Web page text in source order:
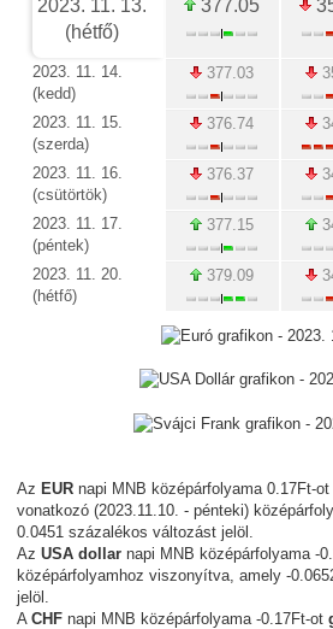
2023. 11. 13.
(hétfő)
377.05
2023. 11. 14.
(kedd)
377.03
2023. 11. 15.
(szerda)
376.74
2023. 11. 16.
(csütörtök)
376.37
2023. 11. 17.
(péntek)
377.15
2023. 11. 20.
(hétfő)
379.09
Az EUR napi MNB középárfolyama 0.17Ft-ot
vonatkozó (2023.11.10. - pénteki)
0.0451 százalékos változást jelöl.
Az USA dollar napi MNB középárfolyama -
középárfolyamhoz viszonyítva, amely -
jelöl.
A CHF napi MNB középárfolyama -0.17Ft-ot